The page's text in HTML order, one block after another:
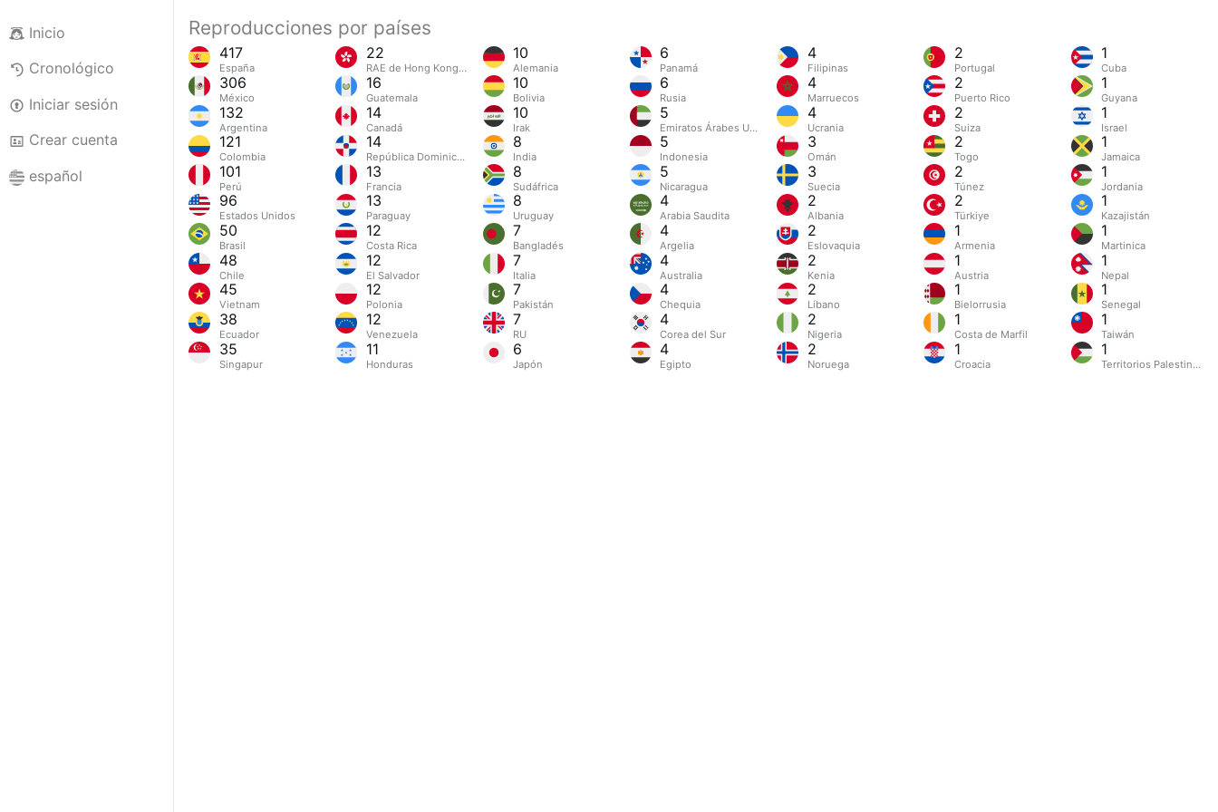
Inicio
Cronológico
Iniciar sesión
Crear cuenta
español
Reproducciones por países
417
España
306
México
132
Argentina
121
Colombia
101
Perú
96
Estados Unidos
50
Brasil
48
Chile
45
Vietnam
38
Ecuador
35
Singapur
22
RAE de Hong Kong (China)
16
Guatemala
14
Canadá
14
República Dominicana
13
Francia
13
Paraguay
12
Costa Rica
12
El Salvador
12
Polonia
12
Venezuela
11
Honduras
10
Alemania
10
Bolivia
10
Irak
8
India
8
Sudáfrica
8
Uruguay
7
Bangladés
7
Italia
7
Pakistán
7
RU
6
Japón
6
Panamá
6
Rusia
5
Emiratos Árabes Unidos
5
Indonesia
5
Nicaragua
4
Arabia Saudita
4
Argelia
4
Australia
4
Chequia
4
Corea del Sur
4
Egipto
4
Filipinas
4
Marruecos
4
Ucrania
3
Omán
3
Suecia
2
Albania
2
Eslovaquia
2
Kenia
2
Líbano
2
Nigeria
2
Noruega
2
Portugal
2
Puerto Rico
2
Suiza
2
Togo
2
Túnez
2
Türkiye
1
Armenia
1
Austria
1
Bielorrusia
1
Costa de Marfil
1
Croacia
1
Cuba
1
Guyana
1
Israel
1
Jamaica
1
Jordania
1
Kazajistán
1
Martinica
1
Nepal
1
Senegal
1
Taiwán
1
Territorios Palestinos